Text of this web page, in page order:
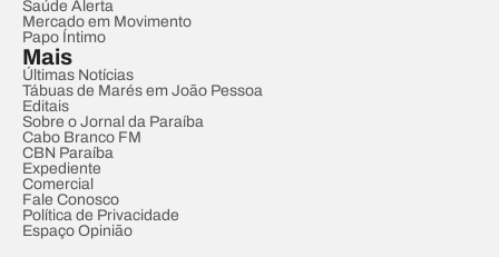
Saúde Alerta
Mercado em Movimento
Papo Íntimo
Mais
Últimas Notícias
Tábuas de Marés em João Pessoa
Editais
Sobre o Jornal da Paraíba
Cabo Branco FM
CBN Paraíba
Expediente
Comercial
Fale Conosco
Política de Privacidade
Espaço Opinião